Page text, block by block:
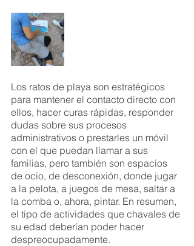
Los ratos de playa son estratégicos
para mantener el contacto directo con
ellos, hacer curas rápidas, responder
dudas sobre sus procesos
administrativos o prestarles un móvil
con el que puedan llamar a sus
familias, pero también son espacios
de ocio, de desconexión, donde jugar
a la pelota, a juegos de mesa, saltar a
la comba o, ahora, pintar. En resumen,
el tipo de actividades que chavales de
su edad deberían poder hacer
despreocupadamente.